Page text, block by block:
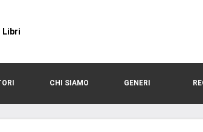
Cuore
Tra
romance
e
non
CHI SIAMO GENERI